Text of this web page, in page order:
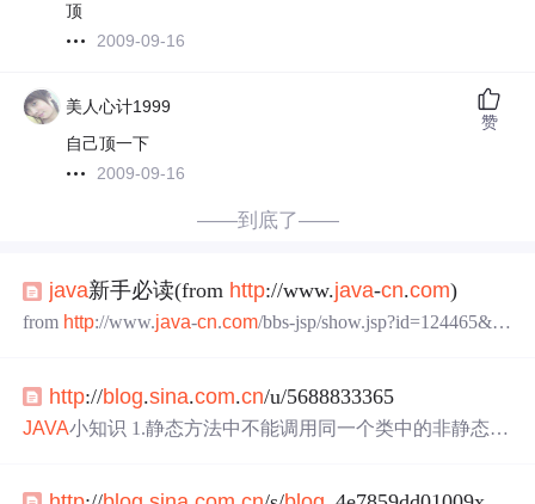
顶
2009-09-16
美人心计1999
自己顶一下
2009-09-16
赞
——到底了——
java新手必读(from http://www.java-cn.com)
from http://www.java-cn.com/bbs-jsp/show.jsp?id=124465&fo
et/dispbbs.asp?boardID=4&ID=169589 1、jdk就是j2se,jd
k1.1.8版本以后改成为j
http://blog.sina.com.cn/u/5688833365
JAVA小知识 1.静态方法中不能调用同一个类中的非静态成